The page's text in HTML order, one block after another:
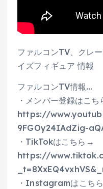
ファルコンTV、クレ
イズフィギュア 情報
ファルコンTV情報…
・メンバー登録はこ
https://
9FGOy24IAdZig-
・TikTokはこちら→
https://
・Instagramはこちら